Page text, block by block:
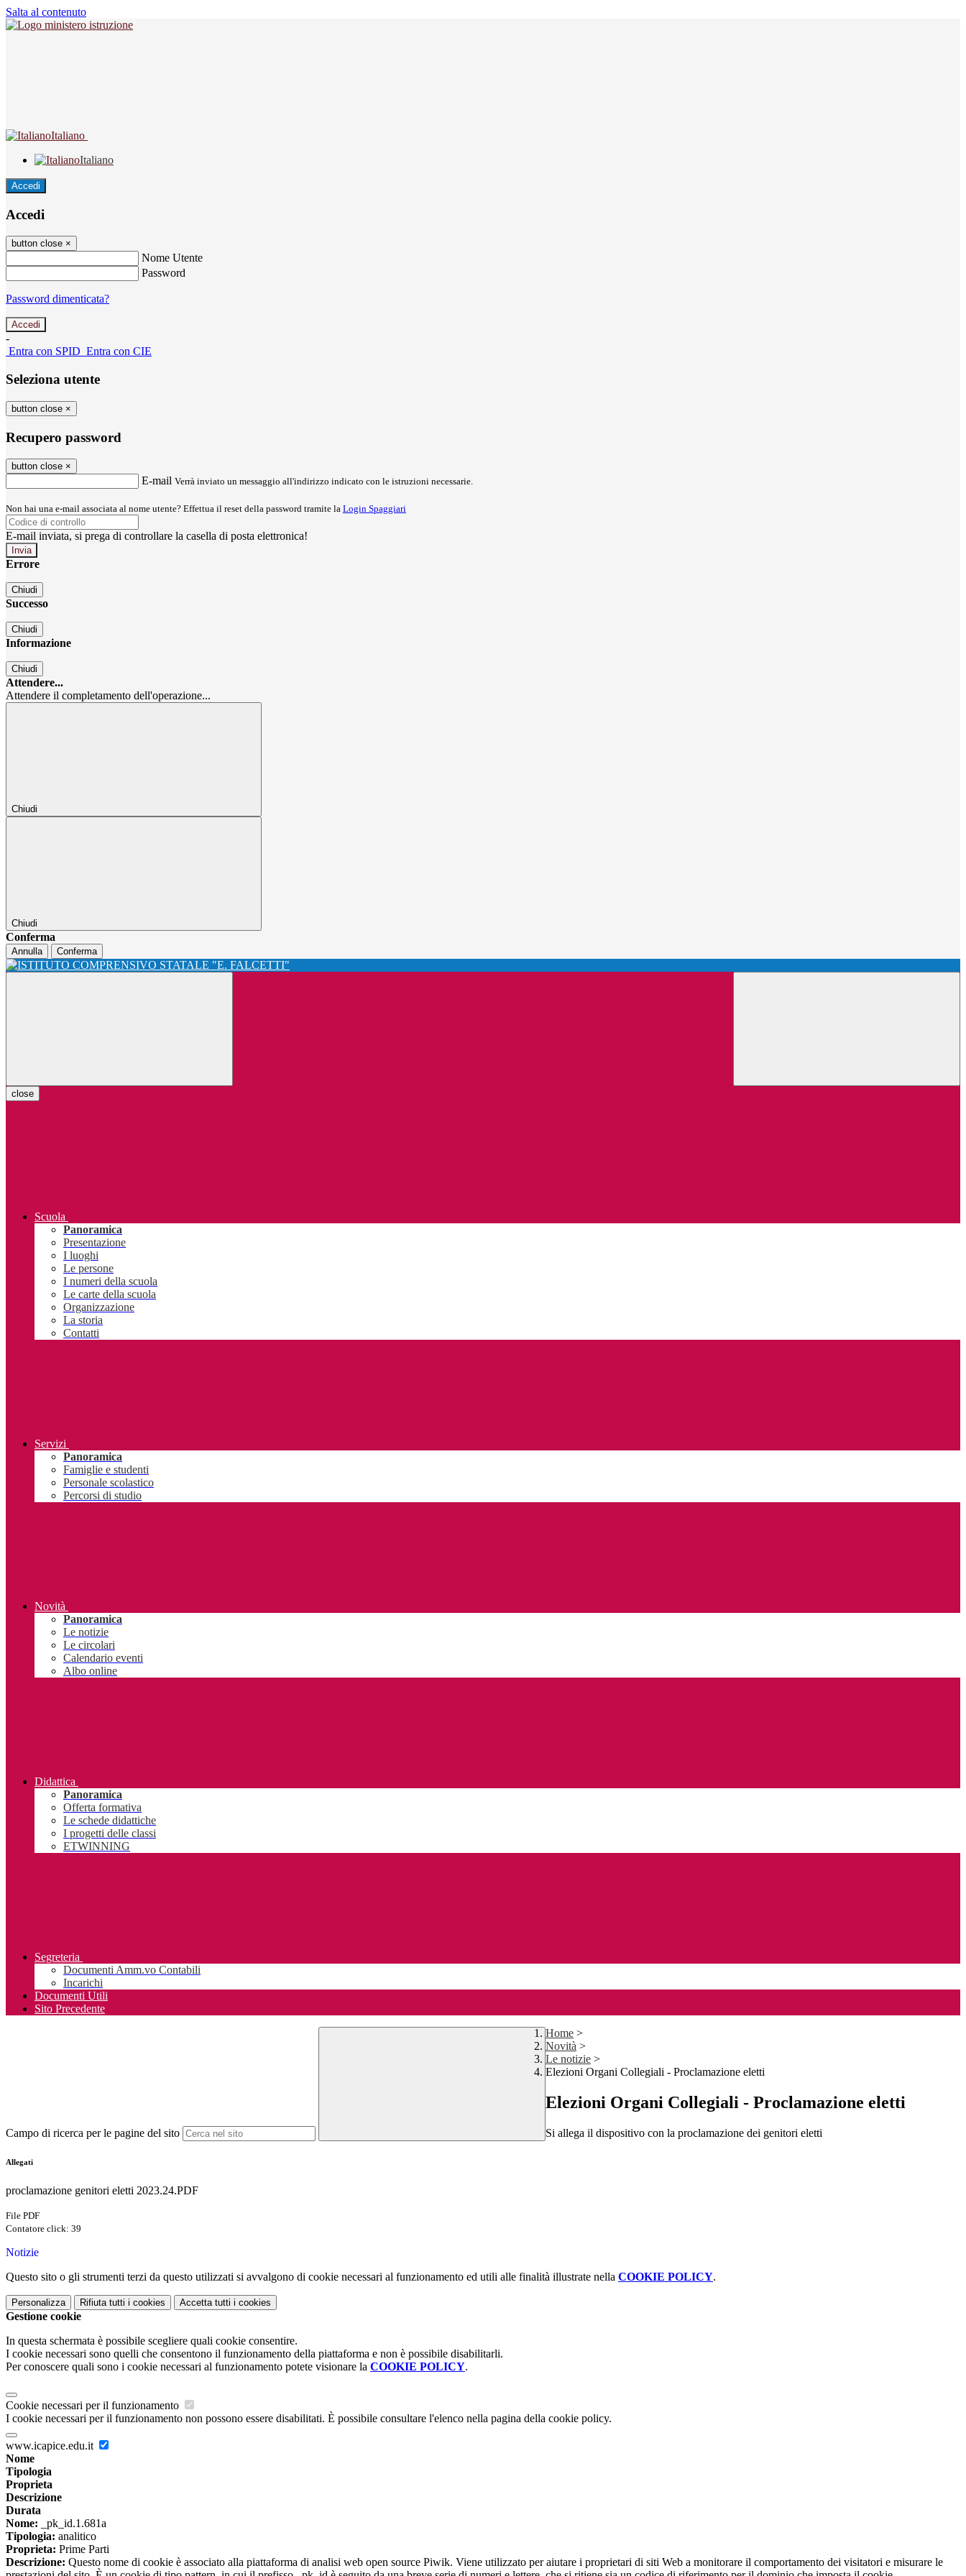
Salta al contenuto
Italiano
Italiano
Accedi
Accedi
button close ×
Nome Utente
Password
Password dimenticata?
-
Entra con SPID Entra con CIE
Seleziona utente
button close ×
Recupero password
button close ×
E-mail Verrà inviato un messaggio all'indirizzo indicato con le istruzioni necessarie.
Non hai una e-mail associata al nome utente? Effettua il reset della password tramite la Login Spaggiari
E-mail inviata, si prega di controllare la casella di posta elettronica!
Errore
Chiudi
Successo
Chiudi
Informazione
Chiudi
Attendere...
Attendere il completamento dell'operazione...
Chiudi
Chiudi
Conferma
Annulla Conferma
close
Scuola
Panoramica
Presentazione
I luoghi
Le persone
I numeri della scuola
Le carte della scuola
Organizzazione
La storia
Contatti
Servizi
Panoramica
Famiglie e studenti
Personale scolastico
Percorsi di studio
Novità
Panoramica
Le notizie
Le circolari
Calendario eventi
Albo online
Didattica
Panoramica
Offerta formativa
Le schede didattiche
I progetti delle classi
ETWINNING
Segreteria
Documenti Amm.vo Contabili
Incarichi
Documenti Utili
Sito Precedente
Campo di ricerca per le pagine del sito
Home >
Novità >
Le notizie >
Elezioni Organi Collegiali - Proclamazione eletti
Elezioni Organi Collegiali - Proclamazione eletti
Si allega il dispositivo con la proclamazione dei genitori eletti
Allegati
proclamazione genitori eletti 2023.24.PDF
File PDF
Contatore click: 39
Notizie
Questo sito o gli strumenti terzi da questo utilizzati si avvalgono di cookie necessari al funzionamento ed utili alle finalità illustrate nella COOKIE POLICY.
Personalizza Rifiuta tutti i cookies Accetta tutti i cookies
Gestione cookie
In questa schermata è possibile scegliere quali cookie consentire.
I cookie necessari sono quelli che consentono il funzionamento della piattaforma e non è possibile disabilitarli.
Per conoscere quali sono i cookie necessari al funzionamento potete visionare la COOKIE POLICY.
Cookie necessari per il funzionamento
I cookie necessari per il funzionamento non possono essere disabilitati. È possibile consultare l'elenco nella pagina della cookie policy.
www.icapice.edu.it
Nome
Tipologia
Proprieta
Descrizione
Durata
Nome: _pk_id.1.681a
Tipologia: analitico
Proprieta: Prime Parti
Descrizione: Questo nome di cookie è associato alla piattaforma di analisi web open source Piwik. Viene utilizzato per aiutare i proprietari di siti Web a monitorare il comportamento dei visitatori e misurare le